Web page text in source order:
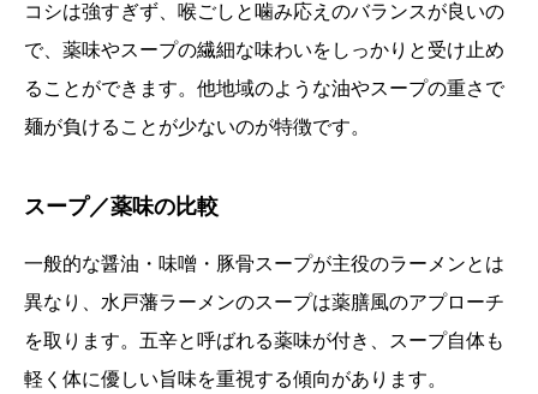
コシは強すぎず、喉ごしと噛み応えのバランスが良いの
で、薬味やスープの繊細な味わいをしっかりと受け止め
ることができます。他地域のような油やスープの重さで
麺が負けることが少ないのが特徴です。
スープ／薬味の比較
一般的な醤油・味噌・豚骨スープが主役のラーメンとは
異なり、水戸藩ラーメンのスープは薬膳風のアプローチ
を取ります。五辛と呼ばれる薬味が付き、スープ自体も
軽く体に優しい旨味を重視する傾向があります。